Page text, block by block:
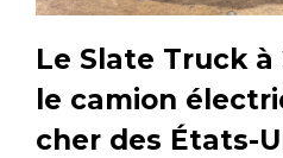
Le Slate Truck à
le camion
cher des États-